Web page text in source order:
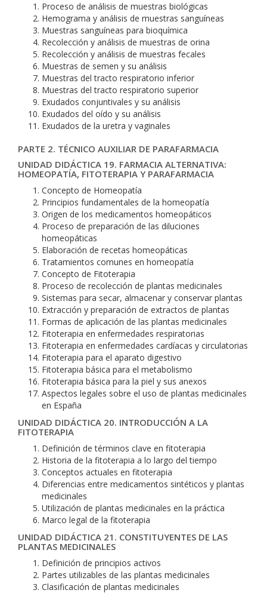
Proceso de análisis de muestras biológicas
Hemograma y análisis de muestras sanguíneas
Muestras sanguíneas para bioquímica
Recolección y análisis de muestras de orina
Recolección y análisis de muestras fecales
Muestras de semen y su análisis
Muestras del tracto respiratorio inferior
Muestras del tracto respiratorio superior
Exudados conjuntivales y su análisis
Exudados del oído y su análisis
Exudados de la uretra y vaginales
PARTE 2. TÉCNICO AUXILIAR DE PARAFARMACIA
UNIDAD DIDÁCTICA 19. FARMACIA ALTERNATIVA:
HOMEOPATÍA, FITOTERAPIA Y PARAFARMACIA
Concepto de Homeopatía
Principios fundamentales de la homeopatía
Origen de los medicamentos homeopáticos
Proceso de preparación de las diluciones
homeopáticas
Elaboración de recetas homeopáticas
Tratamientos comunes en homeopatía
Concepto de Fitoterapia
Proceso de recolección de plantas medicinales
Sistemas para secar, almacenar y conservar plantas
Extracción y preparación de extractos de plantas
Formas de aplicación de las plantas medicinales
Fitoterapia en enfermedades respiratorias
Fitoterapia en enfermedades cardíacas y circulatorias
Fitoterapia para el aparato digestivo
Fitoterapia básica para el metabolismo
Fitoterapia básica para la piel y sus anexos
Aspectos legales sobre el uso de plantas medicinales
en España
UNIDAD DIDÁCTICA 20. INTRODUCCIÓN A LA
FITOTERAPIA
Definición de términos clave en fitoterapia
Historia de la fitoterapia a lo largo del tiempo
Conceptos actuales en fitoterapia
Diferencias entre medicamentos sintéticos y plantas
medicinales
Utilización de plantas medicinales en la práctica
Marco legal de la fitoterapia
UNIDAD DIDÁCTICA 21. CONSTITUYENTES DE LAS
PLANTAS MEDICINALES
Definición de principios activos
Partes utilizables de las plantas medicinales
Clasificación de plantas medicinales